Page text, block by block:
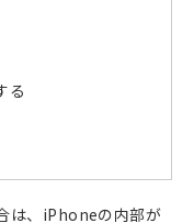
る
は、iPhoneの内部が